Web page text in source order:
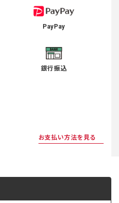
PayPay
銀行振込
お支払い方法を見る